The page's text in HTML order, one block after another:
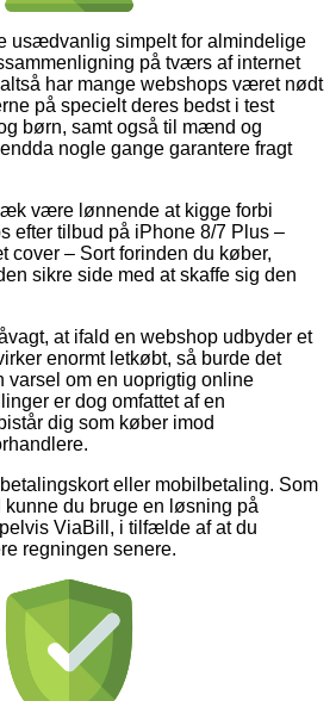
usædvanlig simpelt for almindelige
på tværs af internet
har mange webshops været nødt
på specielt deres bedst i test
børn, samt også til mænd og
nogle gange garantere fragt
være lønnende at kigge forbi
efter tilbud på iPhone 8/7 Plus –
cover – Sort forinden du køber,
sikre side med at skaffe sig den
at ifald en webshop udbyder et
enormt letkøbt, så burde det
varsel om en uoprigtig online
er dog omfattet af en
dig som køber imod
eller mobilbetaling. Som
du bruge en løsning på
ViaBill, i tilfælde af at du
regningen senere.